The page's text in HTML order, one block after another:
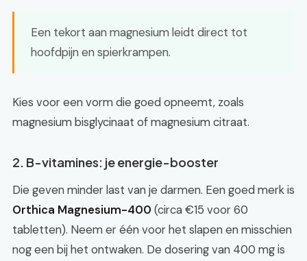
Een tekort aan magnesium leidt direct tot
hoofdpijn en spierkrampen.
Kies voor een vorm die goed opneemt, zoals
magnesium bisglycinaat of magnesium citraat.
2. B-vitamines: je energie-booster
Die geven minder last van je darmen. Een goed merk is
Orthica Magnesium-400 (circa €15 voor 60
tabletten). Neem er één voor het slapen en misschien
nog een bij het ontwaken. De dosering van 400 mg is